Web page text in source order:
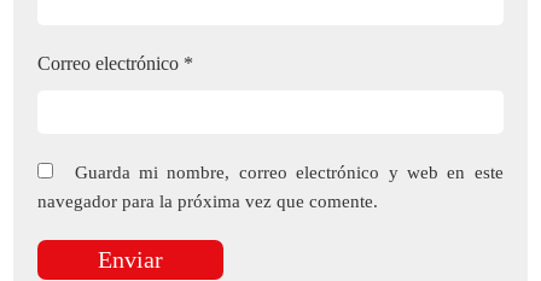
Correo electrónico *
Guarda mi nombre, correo electrónico y web en este
navegador para la próxima vez que comente.